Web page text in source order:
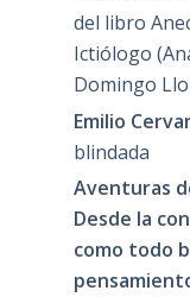
del libro
Ictiólogo
Domingo
Emilio
blindada
Aventuras
Desde la
como todo